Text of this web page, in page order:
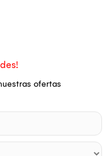
ofertas